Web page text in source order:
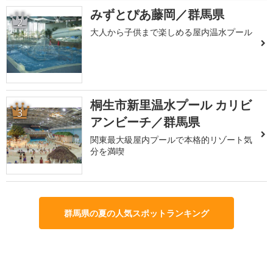
2 みずとぴあ藤岡／群馬県
大人から子供まで楽しめる屋内温水プール
3
桐生市新里温水プール カリビ
アンビーチ／群馬県
関東最大級屋内プールで本格的リゾート気
分を満喫
群馬県の夏の人気スポットランキング